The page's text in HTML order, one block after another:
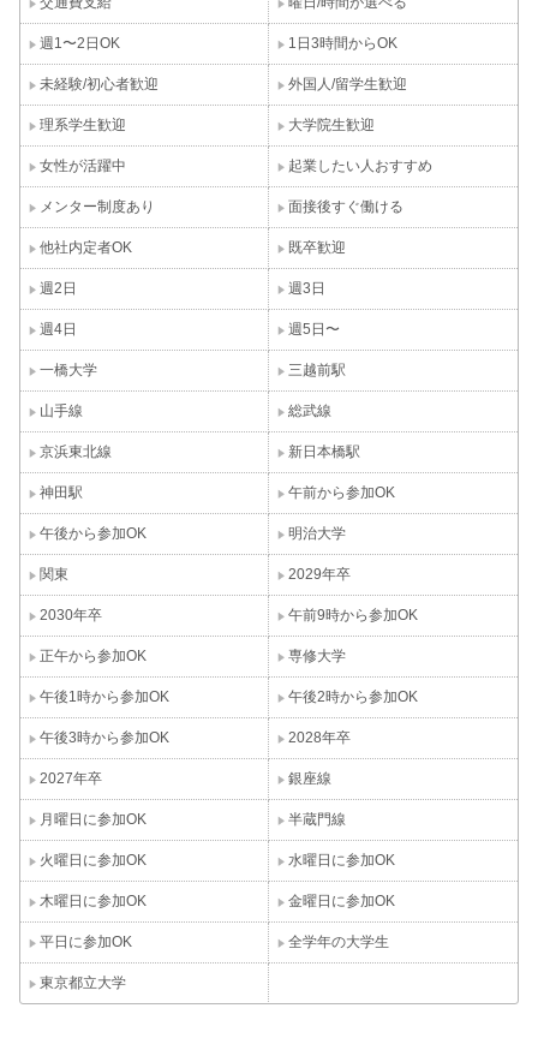
週1〜2日OK 1日3時間からOK
未経験/初心者歓迎 外国人/留学生歓迎
理系学生歓迎 大学院生歓迎
女性が活躍中 起業したい人おすすめ
メンター制度あり 面接後すぐ働ける
他社内定者OK 既卒歓迎
週2日 週3日
週4日 週5日〜
一橋大学 三越前駅
山手線 総武線
京浜東北線 新日本橋駅
神田駅 午前から参加OK
午後から参加OK 明治大学
関東 2029年卒
2030年卒 午前9時から参加OK
正午から参加OK 専修大学
午後1時から参加OK 午後2時から参加OK
午後3時から参加OK 2028年卒
2027年卒 銀座線
月曜日に参加OK 半蔵門線
火曜日に参加OK 水曜日に参加OK
木曜日に参加OK 金曜日に参加OK
平日に参加OK 全学年の大学生
東京都立大学